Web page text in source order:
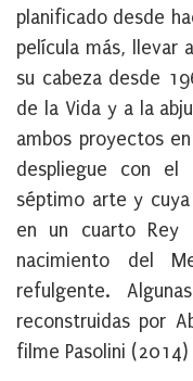
planificado desde
película más, llevar
su cabeza desde
de la Vida y a la
ambos proyectos
despliegue con el
séptimo arte y
en un cuarto Rey
nacimiento del
refulgente.
reconstruidas por
filme Pasolini (2014)